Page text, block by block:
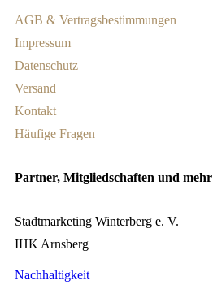
AGB & Vertragsbestimmungen
Impressum
Datenschutz
Versand
Kontakt
Häufige Fragen
Partner, Mitgliedschaften und mehr
Stadtmarketing Winterberg e. V.
IHK Arnsberg
Nachhaltigkeit